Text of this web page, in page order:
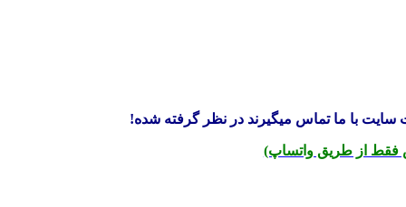
با ما تماس میگیرند در نظر گرفته شده!
از طریق واتساپ)